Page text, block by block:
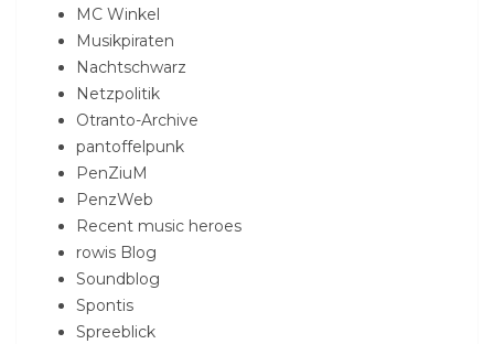
MC Winkel
Musikpiraten
Nachtschwarz
Netzpolitik
Otranto-Archive
pantoffelpunk
PenZiuM
PenzWeb
Recent music heroes
rowis Blog
Soundblog
Spontis
Spreeblick